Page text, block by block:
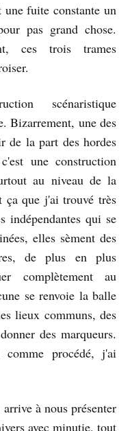
fuite constante un
pas grand chose.
ces trois trames
scénaristique
Bizarrement, une des
de la part des hordes
une construction
au niveau de la
ça que j'ai trouvé très
indépendantes qui se
elles sèment des
de plus en plus
complètement au
se renvoie la balle
lieux communs, des
des marqueurs.
procédé, j'ai
à nous présenter
avec minutie, tout